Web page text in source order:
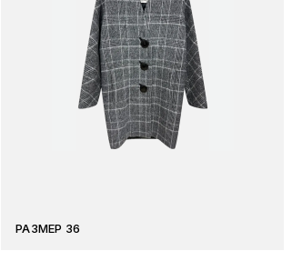
РАЗМЕР 36